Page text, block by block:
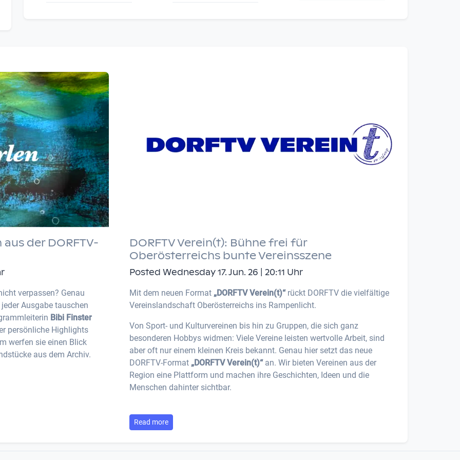
der DORFTV-
verpassen? Genau
Ausgabe tauschen
Bibi Finster
persönliche Highlights
werfen sie einen Blick
aus dem Archiv.
DORFTV Verein(t): Bühne frei für
Oberösterreichs bunte Vereinsszene
Posted Wednesday 17. Jun. 26 | 20:11 Uhr
Mit dem neuen Format „DORFTV Verein(t)“rückt DORFTV die vielfältige
Vereinslandschaft Oberösterreichs ins Rampenlicht.
Von Sport- und Kulturvereinen bis hin zu Gruppen, die sich ganz
besonderen Hobbys widmen: Viele Vereine leisten wertvolle Arbeit, sind
aber oft nur einem kleinen Kreis bekannt. Genau hier setzt das neue
DORFTV-Format „DORFTV Verein(t)“an. Wir bieten Vereinen aus der
Region eine Plattform und machen ihre Geschichten, Ideen und die
Menschen dahinter sichtbar.
Read more